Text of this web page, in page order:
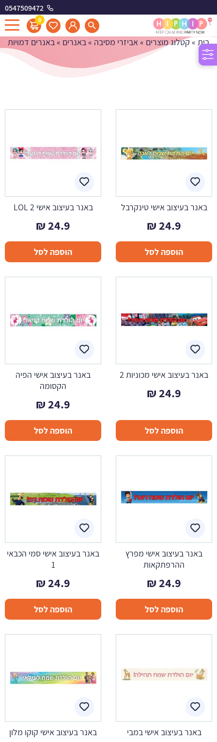
0547509472
0 באנרים דמויות
בית » קטלוג מוצרים »אביזרי מסיבה »באנרים »באנרים דמויות
באנר בעיצוב אישי טינקרבל
24.9
₪
הוספה לסל
באנר בעיצוב אישי LOL 2
24.9
₪
הוספה לסל
באנר בעיצוב אישי מכוניות 2
24.9
₪
הוספה לסל
באנר בעיצוב אישי הפיה
הקסומה
24.9
₪
הוספה לסל
באנר בעיצוב אישי מפרץ
ההרפתקאות
24.9
₪
הוספה לסל
באנר בעיצוב אישי סמי הכבאי
1
24.9
₪
הוספה לסל
באנר בעיצוב אישי במבי באנר בעיצוב אישי קוקו מלון